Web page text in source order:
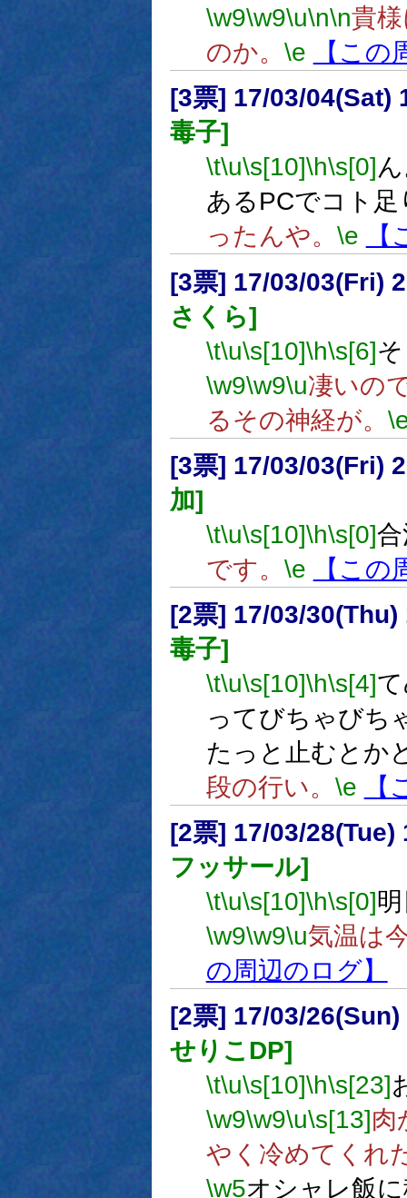
\w9\w9\u\n\n貴
のか。 \e
【この
[3票] 17/03/04(Sat)
毒子]
\t\u\s[10]\h\s[0]
あるPCでコト足
ったんや。 \e
[3票] 17/03/03(Fri)
さくら]
\t\u\s[10]\h\s[6]
\w9\w9\u凄いの
るその神経が。
[3票] 17/03/03(Fri)
加]
\t\u\s[10]\h\s[0]
です。 \e
【この
[2票] 17/03/
毒子]
\t\u\s[10]\h\s[4]
ってびちゃびち
たっと止むとか
段の行い。 \e
[2票] 17/03/28(Tue)
フッサール]
\t\u\s[10]\h\s[0]
\w9\w9\u気温は
の周辺のログ】
[2票] 17/03/
せりこDP]
\t\u\s[10]\h\s[23]
\w9\w9\u\s[13]肉
やく冷めてくれ
\w5オシャレ飯